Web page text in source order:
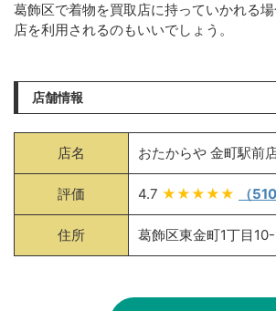
葛飾区で着物を買取店に持っていかれる
店を利用されるのもいいでしょう。
店舗情報
店名 おたからや 金町駅前
評価 4.7 ★★★★★ （510
住所 葛飾区東金町1丁目